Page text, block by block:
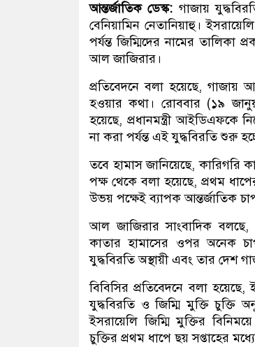
আন্তর্জাতিক ডেস্ক: গাজায়
বেনিয়ামিন নেতানিয়াহু।
পর্যন্ত জিম্মিদের নামের তালিকা
আল জাজিরার।
প্রতিবেদনে বলা হয়েছে, গাজায়
হওয়ার কথা। রোববার (১৯
হয়েছে, প্রধানমন্ত্রী আইডিএফকে
না করা পর্যন্ত এই যুদ্ধবিরতি শুরু
তবে হামাস জানিয়েছে, কারিগরি
পক্ষ থেকে বলা হয়েছে, প্রথম
উভয় পক্ষেই ব্যাপক আন্তর্জাতিক
আল জাজিরার সাংবাদিক বলছে,
কাতার হামাসের ওপর অনেক
যুদ্ধবিরতি অস্থায়ী এবং তার দেশ
বিবিসির প্রতিবেদনে বলা
যুদ্ধবিরতি ও জিম্মি মুক্তি চুক্তি
ইসরায়েলি জিম্মি মুক্তির
চুক্তির প্রথম ধাপে ছয় সপ্তাহের